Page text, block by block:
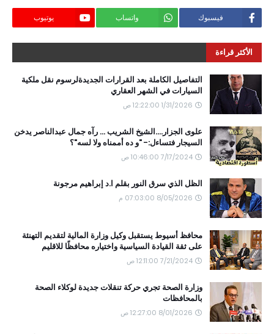
فيسبوك واتساب يوتيوب
الأكثر قراءة
التفاصيل الكاملة بعد القرارات الجديدةلرسوم نقل ملكية
السيارات في الشهر العقاري
1/31/2026 12:22:00 ص
علوى الجزار....الشيخ الشريب ... رآه جمال عبدالناصر يدخن
السيجار فتساءل:- "و ده أممناه ولا لسه"؟
7/17/2024 10:46:00 ص
الظل الذي سرق النور بقلم ا.د إبراهيم مرجونة
8/05/2026 07:03:00 م
محافظ أسيوط يستقبل وكيل وزارة المالية لتقديم التهنئة
على ثقة القيادة السياسية واختياره محافظًا للاقليم
7/21/2024 12:11:00 ص
وزارة الصحة تجري حركة تنقلات جديدة لوكلاء الصحة
بالمحافظات
8/01/2026 12:27:00 ص